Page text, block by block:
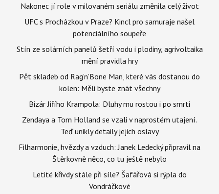
Nakonec jí role v milovaném seriálu změnila celý život
UFC s Procházkou v Praze? Kincl pro samuraje našel
potenciálního soupeře
Stín ze solárních panelů šetří vodu i plodiny, agrivoltaika
mění pravidla hry
Pět skladeb od Rag’n’Bone Man, které vás dostanou do
kolen: Měli byste znát všechny
Bizár Jiřího Krampola: Dluhy mu rostou i po smrti
Zendaya a Tom Holland se vzali v naprostém utajení.
Teď unikly detaily jejich oslavy
Filharmonie, hvězdy a vzduch: Janek Ledecký připravil na
Štěrkovně něco, co tu ještě nebylo
Letité křivdy stále při síle? Šafářová si rýpla do
Vondráčkové